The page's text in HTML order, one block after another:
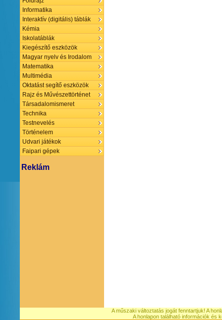
Informatika
Interaktív (digitális) táblák
Kémia
Iskolatáblák
Kiegészítő eszközök
Magyar nyelv és Irodalom
Matematika
Multimédia
Oktatást segítő eszközök
Rajz és Művészettörténet
Társadalomismeret
Technika
Testnevelés
Történelem
Udvari játékok
Faipari gépek
Reklám
A műszaki változtatás jogát fenntartjuk! A
A honlapon található információk és